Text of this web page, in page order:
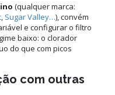
(qualquer marca:
, Sugar Valley…), convém
e configurar o filtro
baixo: o clorador
do que com picos
com outras